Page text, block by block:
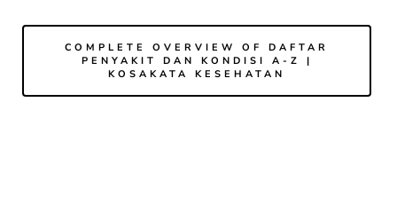
COMPLETE OVERVIEW OF DAFTAR
PENYAKIT DAN KONDISI A-Z |
KOSAKATA KESEHATAN